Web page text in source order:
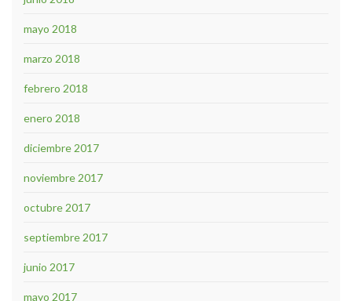
mayo 2018
marzo 2018
febrero 2018
enero 2018
diciembre 2017
noviembre 2017
octubre 2017
septiembre 2017
junio 2017
mayo 2017